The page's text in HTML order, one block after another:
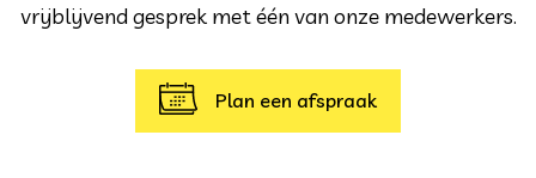
vrijblijvend gesprek met één van onze medewerkers.
Plan een afspraak